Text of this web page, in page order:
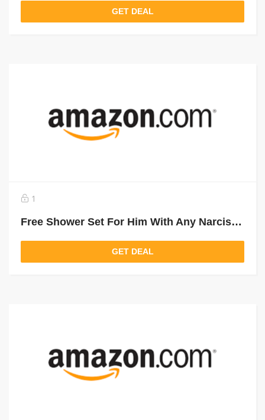
GET DEAL
1
Free Shower Set For Him With Any Narciso Purchase Above 450 Aed
GET DEAL